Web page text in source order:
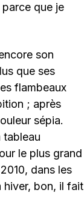
que je
son
que ses
flambeaux
; après
sépia.
tableau
le plus grand
dans les
hiver, bon, il fait